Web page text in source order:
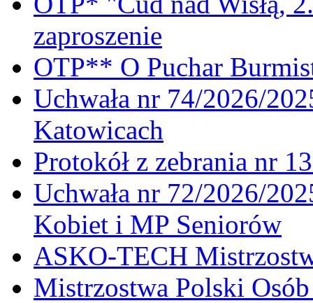
zaproszenie
OTP** O Puchar
Uchwała nr 74/2026/
Katowicach
Protokół z zebrania nr
Uchwała nr 72/2026/
Kobiet i MP Seniorów
ASKO-TECH
Mistrzostwa Polski